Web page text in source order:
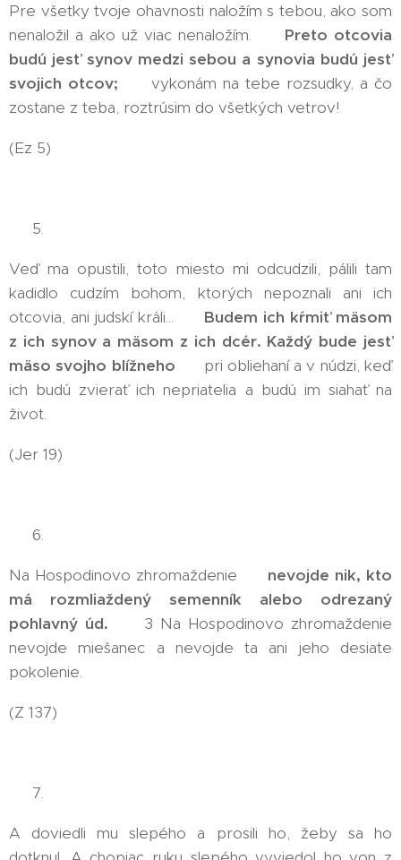
Pre všetky tvoje ohavnosti naložím s tebou, ako som
nenaložil a ako už viac nenaložím. 😱 Preto otcovia
budú jesť synov medzi sebou a synovia budú jesť
svojich otcov; 😱 vykonám na tebe rozsudky, a čo
zostane z teba, roztrúsim do všetkých vetrov!
(Ez 5)
👉 5.
Veď ma opustili, toto miesto mi odcudzili, pálili tam
kadidlo cudzím bohom, ktorých nepoznali ani ich
otcovia, ani judskí králi... 🤮
Budem ich kŕmiť mäsom
z ich synov a mäsom z ich dcér. Každý bude jesť
mäso svojho blížneho 🤮 pri obliehaní a v núdzi, keď
ich budú zvierať ich nepriatelia a budú im siahať na
život.
(Jer 19)
👉 6.
Na Hospodinovo zhromaždenie 😤 nevojde nik, kto
má rozmliaždený semenník alebo odrezaný
pohlavný úd. 😤 3 Na Hospodinovo zhromaždenie
nevojde miešanec a nevojde ta ani jeho desiate
pokolenie.
(Z 137)
👉 7.
A doviedli mu slepého a prosili ho, žeby sa ho